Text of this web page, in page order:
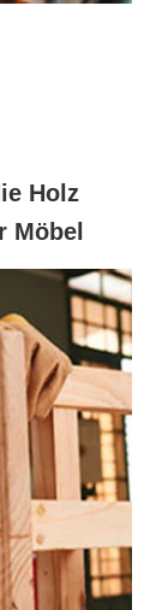
Holz
Möbel